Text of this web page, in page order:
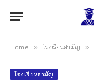
Home » โรงเรียนสามัญ »
โรงเรียนสามัญ